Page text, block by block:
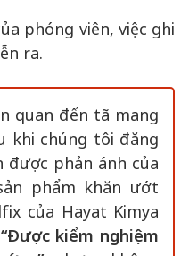
cho sản phẩm sản
viên đã tiếp tục gửi
nghiệp này. Nhưng
qua nhưng không
ra nhiều dấu hiệu vi
Kimya Việt Nam
hóa như vậy (mời đọc